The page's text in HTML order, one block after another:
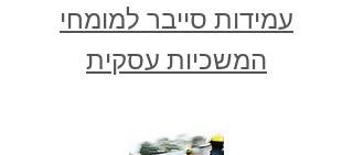
עמידות סייבר למומחי
המשכיות עסקית